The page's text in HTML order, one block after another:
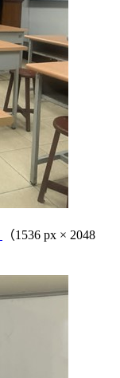
（1536 px × 2048